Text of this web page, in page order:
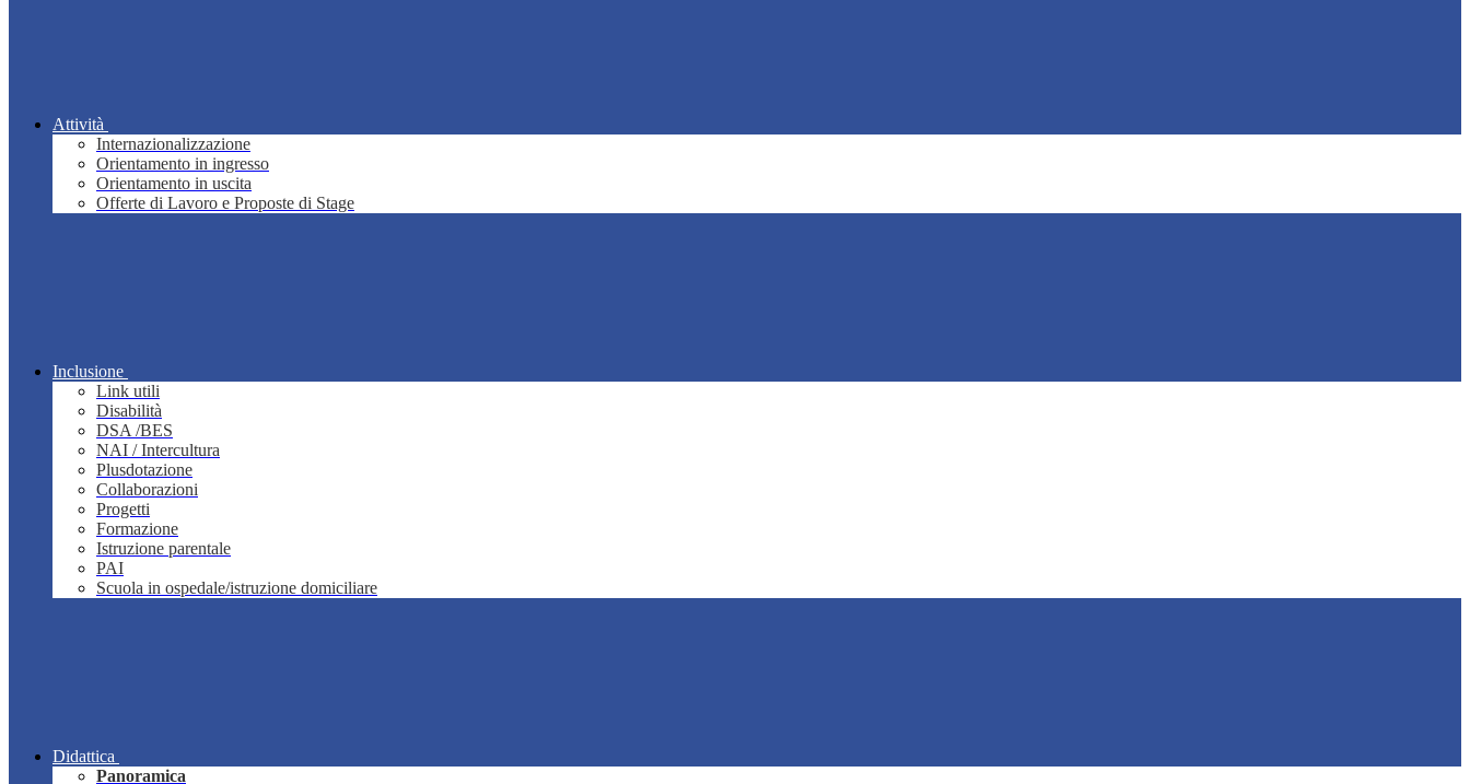
Attività
Internazionalizzazione
Orientamento in ingresso
Orientamento in uscita
Offerte di Lavoro e Proposte di Stage
Inclusione
Link utili
Disabilità
DSA /BES
NAI / Intercultura
Plusdotazione
Collaborazioni
Progetti
Formazione
Istruzione parentale
PAI
Scuola in ospedale/istruzione domiciliare
Didattica
Panoramica